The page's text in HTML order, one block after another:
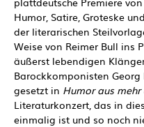
Humor, Satire, Groteske
der literarischen
Weise von Reimer Bull ins
äußerst lebendigen
Barockkomponisten
gesetzt in Humor aus
Literaturkonzert, das in
einmalig ist und so noch